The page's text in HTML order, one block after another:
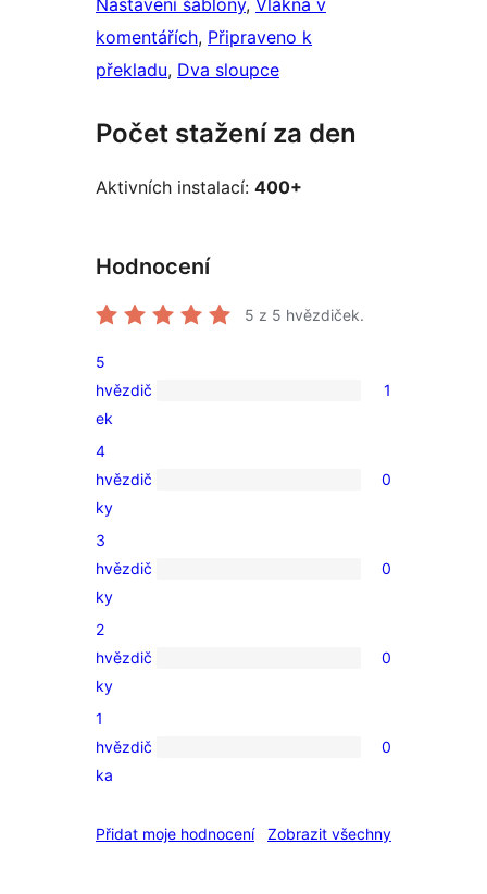
Nastavení šablony, Vlákna v
komentářích, Připraveno k
překladu, Dva sloupce
Počet stažení za den
Aktivních instalací: 400+
Hodnocení
5 z 5 hvězdiček.
1
5hvězdičkové
hodnocení
5
hvězdič
ek
1
0
4hvězdičkové
hodnocení
4
hvězdič
ky
0
0
3hvězdičkové
hodnocení
3
hvězdič
ky
0
0
2hvězdičkové
hodnocení
2
hvězdič
ky
0
0
1hvězdičkové
1
hvězdič
ka
0
Přidat moje hodnocení Zobrazit všechnyrecenze